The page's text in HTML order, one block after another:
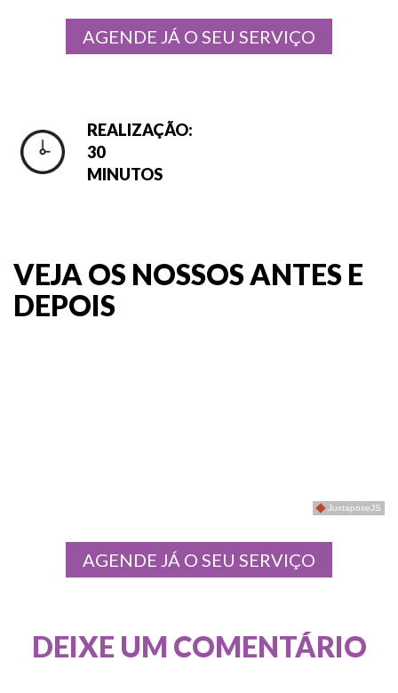
AGENDE JÁ O SEU SERVIÇO
REALIZAÇÃO:
30
MINUTOS
VEJA OS NOSSOS ANTES E
DEPOIS
JuxtaposeJS
AGENDE JÁ O SEU SERVIÇO
DEIXE UM COMENTÁRIO